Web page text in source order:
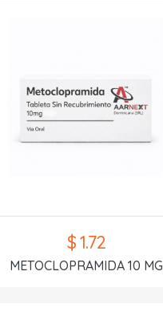
$ 1.72
METOCLOPRAMIDA 10 MG